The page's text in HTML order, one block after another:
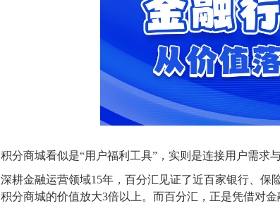
积分商城看似是“用户福利工具”，实则是连接用户需求
深耕金融运营领域15年，百分汇见证了近百家银行、
积分商城的价值放大3倍以上。而百分汇，正是凭借对